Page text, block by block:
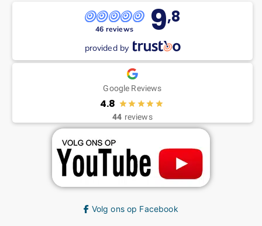
46 reviews 9,8
provided by
Google Reviews
4.8
44 reviews
Volg ons op Facebook